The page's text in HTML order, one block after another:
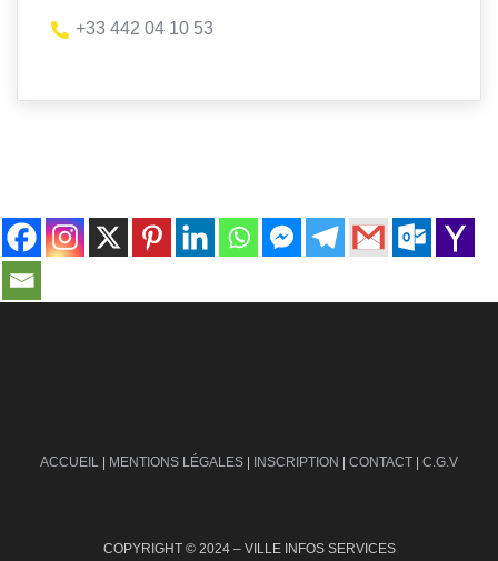
+33 442 04 10 53
ACCUEIL | MENTIONS LÉGALES | INSCRIPTION | CONTACT | C.G.V
COPYRIGHT © 2024 – VILLE INFOS SERVICES